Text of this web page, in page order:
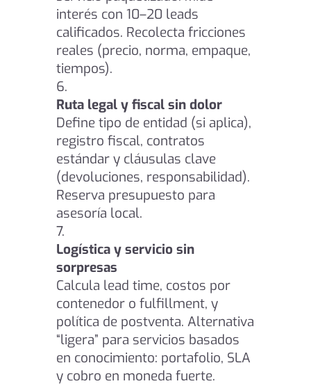
interés con 10–20 leads
calificados. Recolecta fricciones
reales (precio, norma, empaque,
tiempos).
Ruta legal y fiscal sin dolor
Define tipo de entidad (si aplica),
registro fiscal, contratos
estándar y cláusulas clave
(devoluciones, responsabilidad).
Reserva presupuesto para
asesoría local.
Logística y servicio sin
sorpresas
Calcula lead time, costos por
contenedor o fulfillment, y
política de postventa. Alternativa
“ligera” para servicios basados
en conocimiento: portafolio, SLA
y cobro en moneda fuerte.